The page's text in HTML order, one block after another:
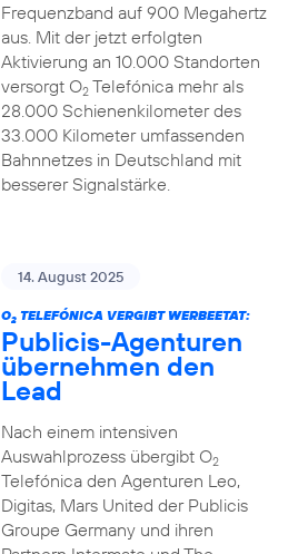
Frequenzband auf 900 Megahertz
aus. Mit der jetzt erfolgten
Aktivierung an 10.000 Standorten
versorgt O2Telefónica mehr als
28.000 Schienenkilometer des
33.000 Kilometer umfassenden
Bahnnetzes in Deutschland mit
besserer Signalstärke.
14. August 2025
O2TELEFÓNICA VERGIBT WERBEETAT:
Publicis-Agenturen
übernehmen den
Lead
Nach einem intensiven
Auswahlprozess übergibt O2
Telefónica den Agenturen Leo,
Digitas, Mars United der Publicis
Groupe Germany und ihren